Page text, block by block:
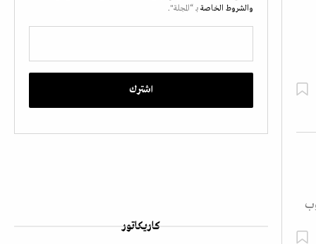
والشروط الخاصة بـ “المجلة".
كاريكاتور